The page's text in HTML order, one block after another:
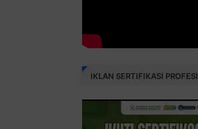
IKLAN SERTIFIKASI PROFESI